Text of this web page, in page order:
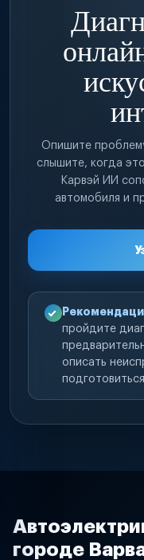
Опишите
слышите, когда
Карвэй ИИ
автомобиля и
пройдите
описать
городе